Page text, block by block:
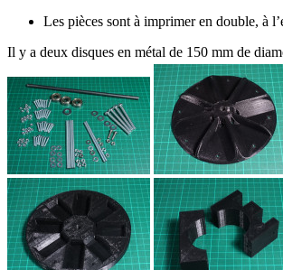
Les pièces sont à imprimer en double, à
Il y a deux disques en métal de 150 mm de